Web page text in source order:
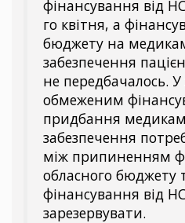
фінансування від
го квітня, а
бюджету на
забезпечення
не передбачалось. У
обмеженим
придбання
забезпечення
між припиненням
обласного бюджету
фінансування від
зарезервувати.